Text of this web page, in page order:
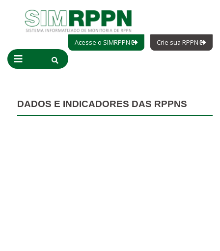
Acesse o SIMRPPN Crie sua RPPN
DADOS E INDICADORES DAS RPPNS